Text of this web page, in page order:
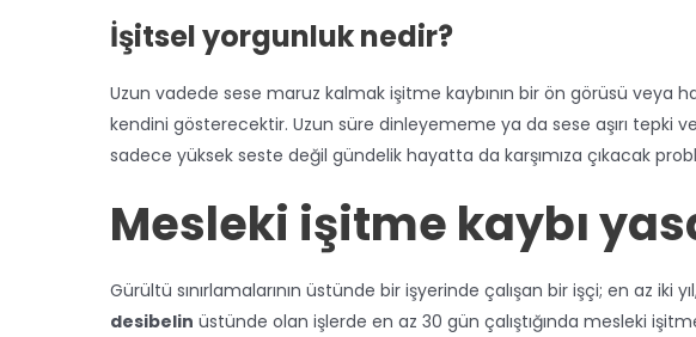
İşitsel yorgunluk nedir?
Uzun vadede sese maruz kalmak işitme kaybının bir ön görüsü veya
kendini gösterecektir. Uzun süre dinleyememe ya da sese aşırı tepki
sadece yüksek seste değil gündelik hayatta da karşımıza çıkacak
Mesleki işitme kaybı
Gürültü sınırlamalarının üstünde bir işyerinde çalışan bir işçi; en az iki
desibelin üstünde olan işlerde en az 30 gün çalıştığında mesleki